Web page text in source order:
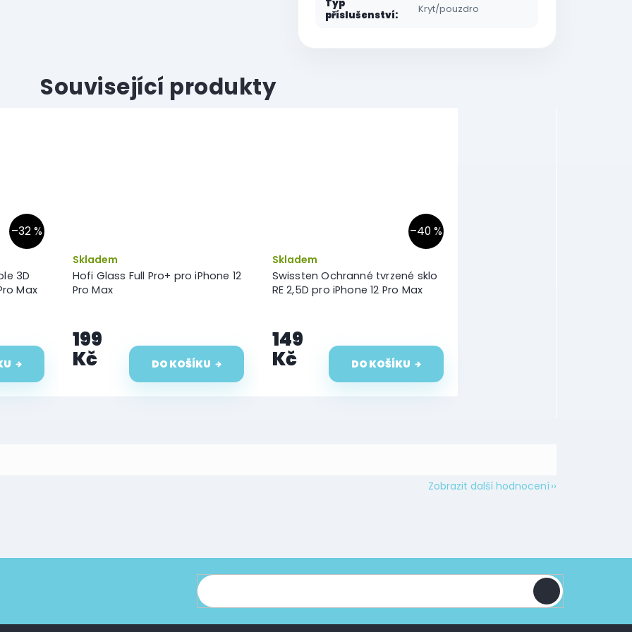
Typ
příslušenství: Kryt/pouzdro
Související produkty
–32 %
3D
Max
Hofi Glass Full Pro+ pro iPhone 12
Pro Max
Skladem
199
Kč DO KOŠÍKU
–40 %
Swissten Ochranné tvrzené sklo
RE 2,5D pro iPhone 12 Pro Max
Skladem
149
Kč DO KOŠÍKU
Zobrazit další hodnocení